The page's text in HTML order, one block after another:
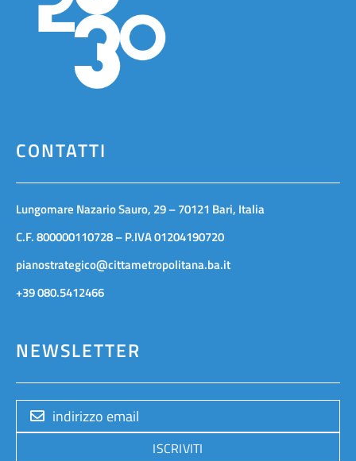
CONTATTI
Lungomare Nazario Sauro, 29 – 70121 Bari, Italia
C.F. 800000110728 – P.IVA 01204190720
pianostrategico@cittametropolitana.ba.it
+39 080.5412466
NEWSLETTER
ISCRIVITI